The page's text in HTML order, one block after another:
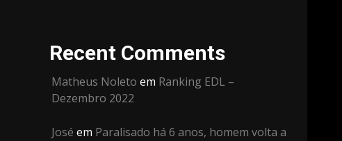
Recent Comments
Matheus Noleto em Ranking EDL –
Dezembro 2022
José em Paralisado há 6 anos, homem volta a